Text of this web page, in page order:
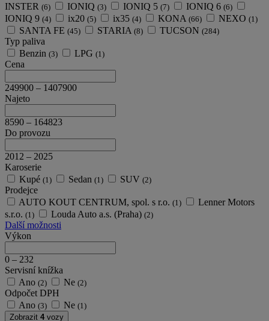
INSTER (6) IONIQ (3) IONIQ 5 (7) IONIQ 6 (6)
IONIQ 9 (4) ix20 (5) ix35 (4) KONA (66) NEXO (1)
SANTA FE (45) STARIA (8) TUCSON (284)
Typ paliva
Benzin (3) LPG (1)
Cena
249900 – 1407900
Najeto
8590 – 164823
Do provozu
2012 – 2025
Karoserie
Kupé (1) Sedan (1) SUV (2)
Prodejce
AUTO KOUT CENTRUM, spol. s r.o. (1)
Lenner Motors
s.r.o. (1) Louda Auto a.s. (Praha) (2)
Další možnosti
Výkon
0 – 232
Servisní knížka
Ano (2) Ne (2)
Odpočet DPH
Ano (3) Ne (1)
Zobrazit 4 vozy